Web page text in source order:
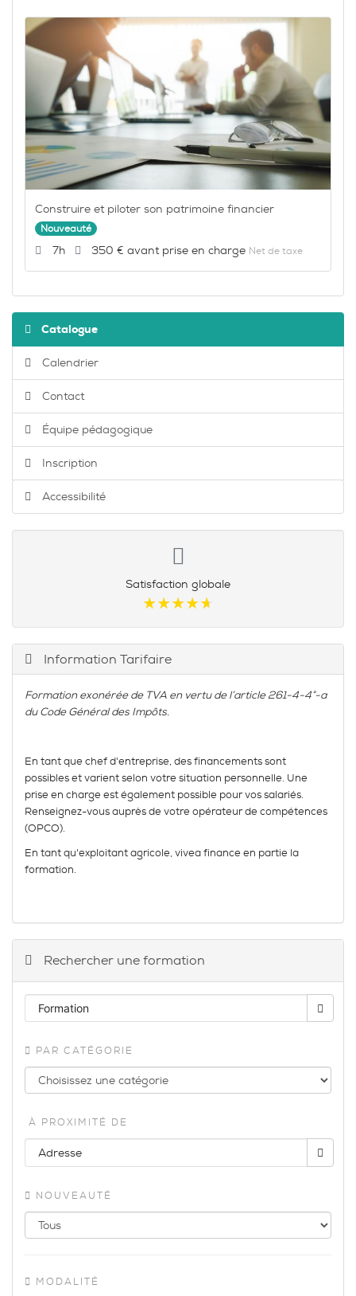
Construire et piloter son patrimoine financier
Nouveauté
Durée :
7h Prix :
350 € Net de taxe
Catalogue
Calendrier
Contact
Équipe pédagogique
Inscription
Accessibilité
Satisfaction globale
★★★★★
★★★★★
Information Tarifaire
Formation exonérée de TVA en vertu de l’article 261-4-4°-a
du Code Général des Impôts.
En tant que chef d'entreprise, des financements sont
possibles et varient selon votre situation personnelle. Une
prise en charge est également possible pour vos salariés.
Renseignez-vous auprès de votre opérateur de compétences
(OPCO).
En tant qu'exploitant agricole, vivea finance en partie la
formation.
Rechercher une formation
PAR CATÉGORIE
À PROXIMITÉ DE
NOUVEAUTÉ
MODALITÉ